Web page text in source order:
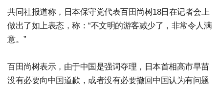
共同社报道称，日本保守党代表百田尚树18日在记者会上
做出了如上表态，称：“不文明的游客减少了，非常令人满
意。”
百田尚树表示，由于中国是强词夺理，日本首相高市早苗
没有必要向中国道歉，或者没有必要撤回中国认为有问题